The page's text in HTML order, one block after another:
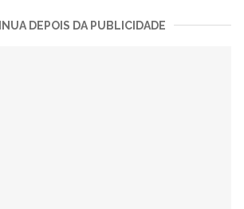
DEPOIS DA PUBLICIDADE